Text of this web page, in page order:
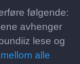
følgende:
avhenger
lese og
alle